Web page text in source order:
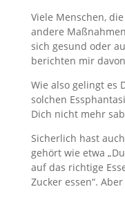
Viele Menschen,
andere
sich gesund oder
berichten mir
Wie also gelingt es
solchen
Dich nicht mehr
Sicherlich hast
gehört wie etwa
auf das richtige
Zucker essen“.